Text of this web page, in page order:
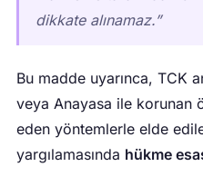
dikkate alınamaz.”
Bu madde uyarınca, TCK
veya Anayasa ile korunan
eden yöntemlerle elde
yargılamasında hükme